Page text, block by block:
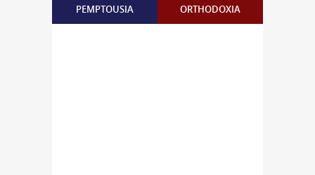
PEMPTOUSIA ORTHODOXIA